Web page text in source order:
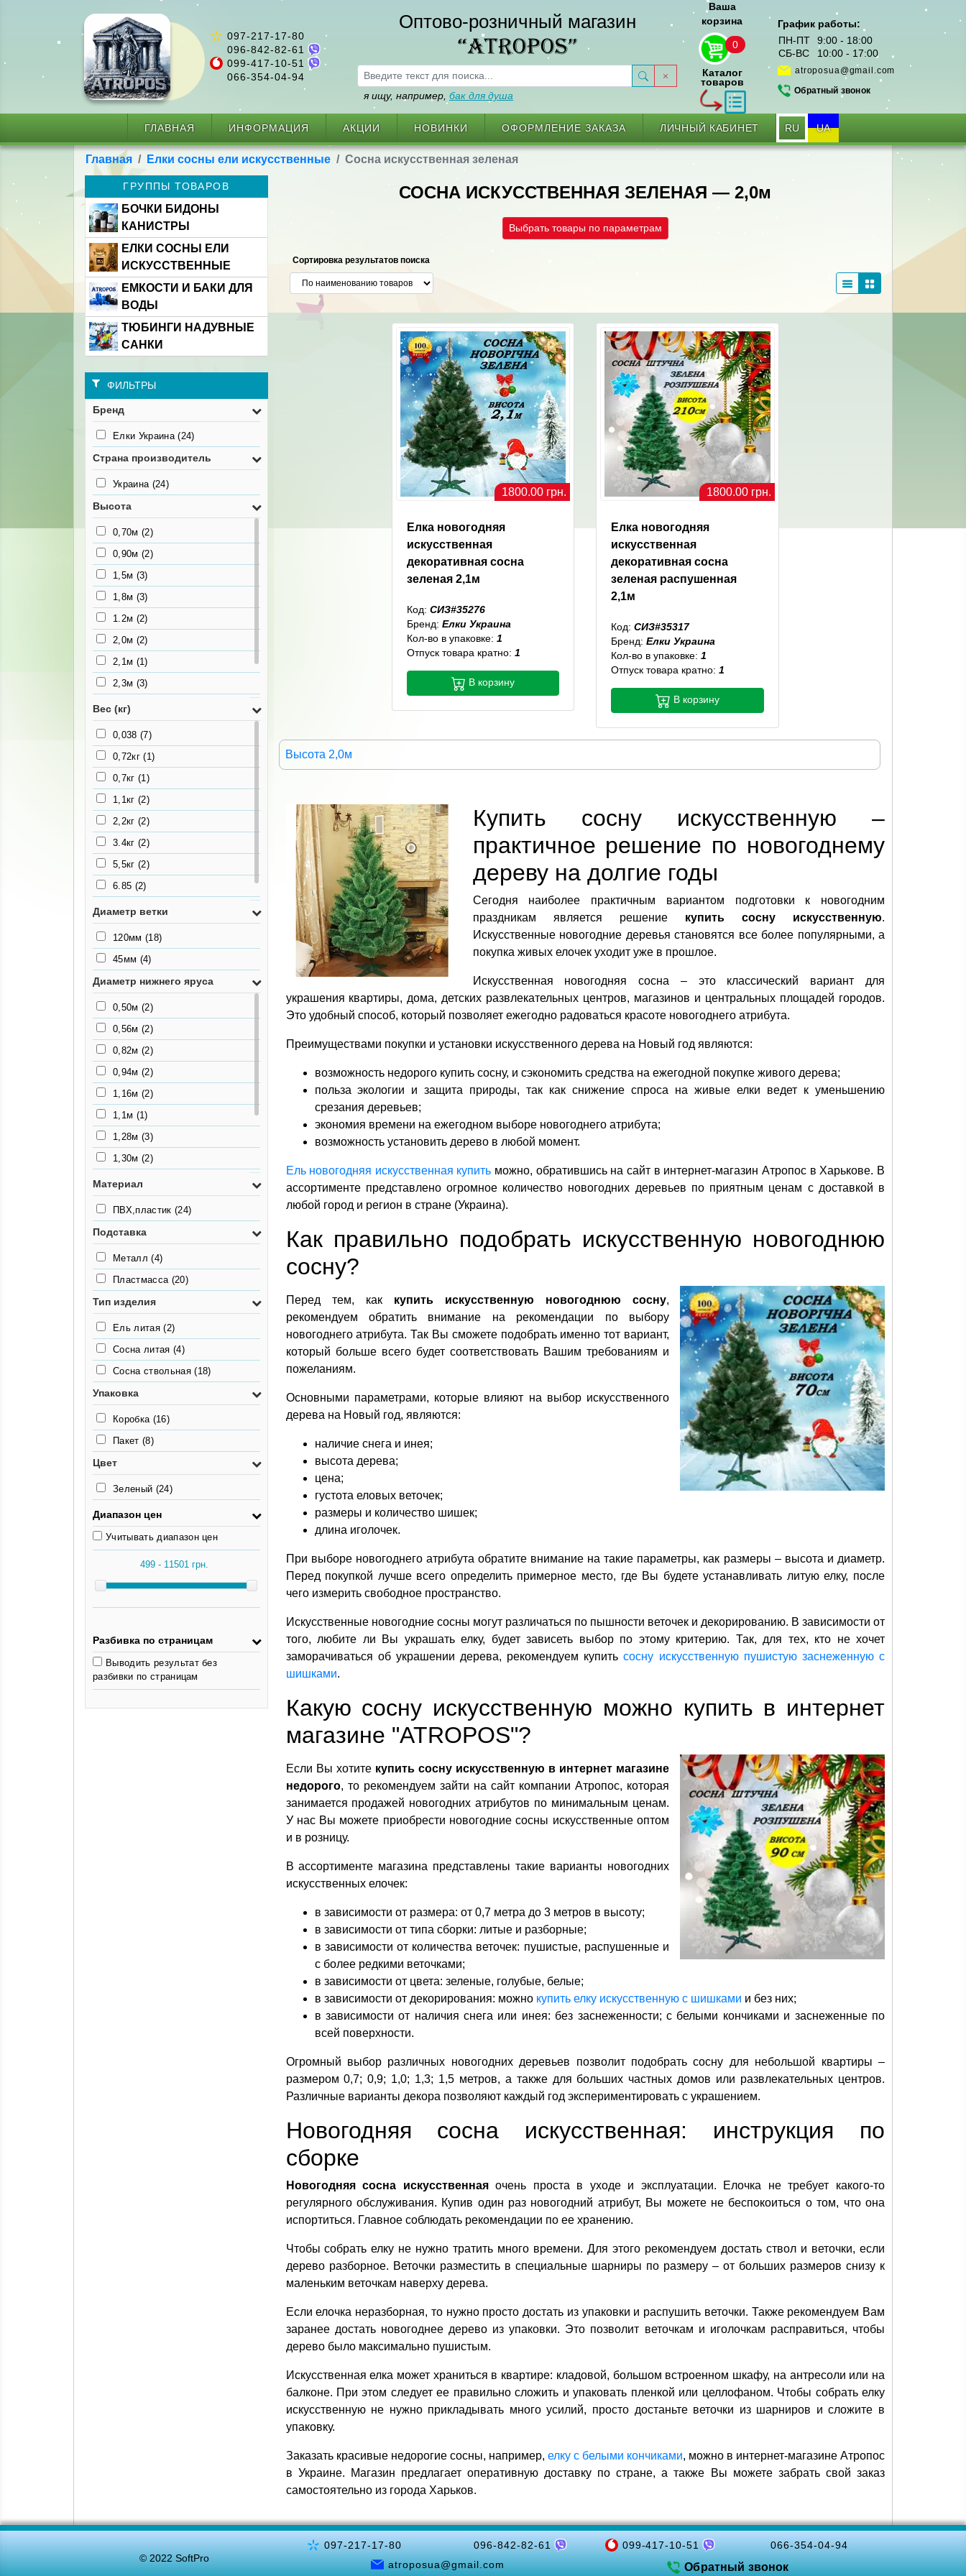
097-217-17-80
096-842-82-61
099-417-10-51
066-354-04-94
Оптово-розничный магазин
“ATROPOS”
я ищу, например, бак для душа
Ваша
корзина
0
Каталог
товаров
График работы:
ПН-ПТ
9:00 - 18:00
СБ-ВС
10:00 - 17:00
atroposua@gmail.com
Обратный звонок
ГЛАВНАЯ ИНФОРМАЦИЯ АКЦИИ НОВИНКИ ОФОРМЛЕНИЕ ЗАКАЗА ЛИЧНЫЙ КАБИНЕТ RU UA
Главная Елки сосны ели искусственные Сосна искусственная зеленая
ГРУППЫ ТОВАРОВ
БОЧКИ БИДОНЫ
КАНИСТРЫ
ЕЛКИ СОСНЫ ЕЛИ
ИСКУССТВЕННЫЕ
ЕМКОСТИ И БАКИ ДЛЯ
ВОДЫ
ТЮБИНГИ НАДУВНЫЕ
САНКИ
ФИЛЬТРЫ
Бренд
Елки Украина(24)
Страна производитель
Украина (24)
Высота
0,70м (2)
0,90м (2)
1,5м (3)
1,8м (3)
1.2м (2)
2,0м (2)
2,1м (1)
2,3м (3)
2,5м
Вес (кг)
0,038 (7)
0,72кг(1)
0,7кг (1)
1,1кг (2)
2,2кг (2)
3.4кг (2)
5,5кг (2)
6.85 (2)
8кг(2)
Диаметр ветки
120мм (18)
45мм (4)
Диаметр нижнего яруса
0,50м (2)
0,56м (2)
0,82м (2)
0,94м (2)
1,16м (2)
1,1м (1)
1,28м (3)
1,30м (2)
1,44м(1)
1,6м(1)
1,75м(1)
Материал
ПВХ,пластик (24)
Подставка
Металл(4)
Пластмасса (20)
Тип изделия
Ель литая(2)
Сосна литая (4)
Сосна ствольная(18)
Упаковка
Коробка (16)
Пакет (8)
Цвет
Зеленый (24)
Диапазон цен
Учитывать диапазон цен
Разбивка по страницам
Выводить результат без
разбивки по страницам
СОСНА ИСКУССТВЕННАЯ ЗЕЛЕНАЯ — 2,0м
Выбрать товары по параметрам
Сортировка результатов поиска
1800.00 грн.
Елка новогодняя
искусственная
декоративная сосна
зеленая 2,1м
Код: СИЗ#35276
Бренд: Елки Украина
Кол-во в упаковке: 1
Отпуск товара кратно: 1
В корзину
1800.00 грн.
Елка новогодняя
искусственная
декоративная сосна
зеленая распушенная
2,1м
Код:СИЗ#35317
Бренд:Елки Украина
Кол-во в упаковке:1
Отпуск товара кратно:1
В корзину
Высота 2,0м
Купить сосну искусственную –
практичное решение по новогоднему
дереву на долгие годы
Сегодня наиболее практичным вариантом подготовки к новогодним
праздникам является решение купить сосну искусственную.
Искусственные новогодние деревья становятся все более популярными, а
покупка живых елочек уходит уже в прошлое.
Искусственная новогодняя сосна – это классический вариант для
украшения квартиры, дома, детских развлекательных центров, магазинов и центральных площадей городов.
Это удобный способ, который позволяет ежегодно радоваться красоте новогоднего атрибута.
Преимуществами покупки и установки искусственного дерева на Новый год являются:
возможность недорого купить сосну, и сэкономить средства на ежегодной покупке живого дерева;
польза экологии и защита природы, так как снижение спроса на живые елки ведет к уменьшению
срезания деревьев;
экономия времени на ежегодном выборе новогоднего атрибута;
возможность установить дерево в любой момент.
Ель новогодняя искусственная купить можно, обратившись на сайт в интернет-магазин Атропос в Харькове. В
ассортименте представлено огромное количество новогодних деревьев по приятным ценам с доставкой в
любой город и регион в стране (Украина).
Как правильно подобрать искусственную новогоднюю
сосну?
Перед тем, как купить искусственную новогоднюю сосну,
рекомендуем обратить внимание на рекомендации по выбору
новогоднего атрибута. Так Вы сможете подобрать именно тот вариант,
который больше всего будет соответствовать Вашим требованиям и
пожеланиям.
Основными параметрами, которые влияют на выбор искусственного
дерева на Новый год, являются:
наличие снега и инея;
высота дерева;
цена;
густота еловых веточек;
размеры и количество шишек;
длина иголочек.
При выборе новогоднего атрибута обратите внимание на такие параметры, как размеры – высота и диаметр.
Перед покупкой лучше всего определить примерное место, где Вы будете устанавливать литую елку, после
чего измерить свободное пространство.
Искусственные новогодние сосны могут различаться по пышности веточек и декорированию. В зависимости от
того, любите ли Вы украшать елку, будет зависеть выбор по этому критерию. Так, для тех, кто не хочет
заморачиваться об украшении дерева, рекомендуем купитьсосну искусственную пушистую заснеженную с
шишками.
Какую сосну искусственную можно купить в интернет
магазине "ATROPOS"?
Если Вы хотите купить сосну искусственную в интернет магазине
недорого, то рекомендуем зайти на сайт компании Атропос, которая
занимается продажей новогодних атрибутов по минимальным ценам.
У нас Вы можете приобрести новогодние сосны искусственные оптом
и в розницу.
В ассортименте магазина представлены такие варианты новогодних
искусственных елочек:
в зависимости от размера: от 0,7 метра до 3 метров в высоту;
в зависимости от типа сборки: литые и разборные;
в зависимости от количества веточек: пушистые, распушенные и
с более редкими веточками;
в зависимости от цвета: зеленые, голубые, белые;
в зависимости от декорирования: можно купить елку искусственную с шишками и без них;
в зависимости от наличия снега или инея: без заснеженности; с белыми кончиками и заснеженные по
всей поверхности.
Огромный выбор различных новогодних деревьев позволит подобрать сосну для небольшой квартиры –
размером 0,7; 0,9; 1,0; 1,3; 1,5 метров, а также для больших частных домов или развлекательных центров.
Различные варианты декора позволяют каждый год экспериментировать с украшением.
Новогодняя сосна искусственная: инструкция по
сборке
Новогодняя сосна искусственнаяочень проста в уходе и эксплуатации. Елочка не требует какого-то
регулярного обслуживания. Купив один раз новогодний атрибут, Вы можете не беспокоиться о том, что она
испортиться. Главное соблюдать рекомендации по ее хранению.
Чтобы собрать елку не нужно тратить много времени. Для этого рекомендуем достать ствол и веточки, если
дерево разборное. Веточки разместить в специальные шарниры по размеру – от больших размеров снизу к
маленьким веточкам наверху дерева.
Если елочка неразборная, то нужно просто достать из упаковки и распушить веточки. Также рекомендуем Вам
заранее достать новогоднее дерево из упаковки. Это позволит веточкам и иголочкам расправиться, чтобы
дерево было максимально пушистым.
Искусственная елка может храниться в квартире: кладовой, большом встроенном шкафу, на антресоли или на
балконе. При этом следует ее правильно сложить и упаковать пленкой или целлофаном. Чтобы собрать елку
искусственную не нужно прикладывать много усилий, просто достаньте веточки из шарниров и сложите в
упаковку.
Заказать красивые недорогие сосны, например, елку с белыми кончиками, можно в интернет-магазине Атропос
в Украине. Магазин предлагает оперативную доставку по стране, а также Вы можете забрать свой заказ
самостоятельно из города Харьков.
© 2022 SoftPro
097-217-17-80 096-842-82-61 099-417-10-51
066-354-04-94
atroposua@gmail.com
Обратный звонок